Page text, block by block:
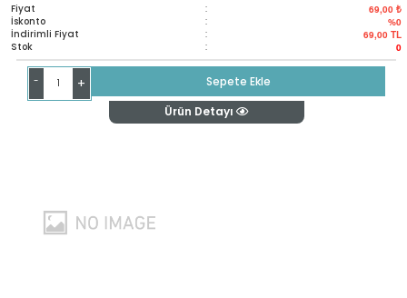
Fiyat : 69,00 ₺
İskonto : %0
İndirimli Fiyat : 69,00 TL
Stok : 0
- +
Sepete Ekle
Ürün Detayı